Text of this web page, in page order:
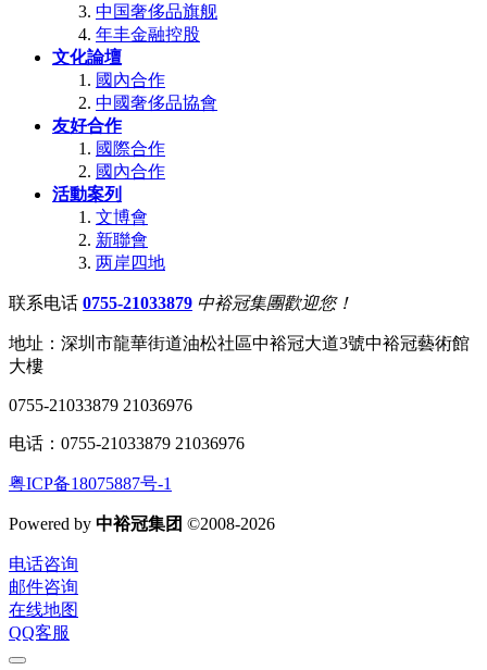
中国奢侈品旗舰
年丰金融控股
文化論壇
國內合作
中國奢侈品協會
友好合作
國際合作
國內合作
活動案列
文博會
新聯會
两岸四地
联系电话 0755-21033879 中裕冠集團歡迎您！
地址：深圳市龍華街道油松社區中裕冠大道3號中裕冠藝術館
大樓
0755-21033879 21036976
电话：0755-21033879 21036976
粤ICP备18075887号-1
Powered by 中裕冠集团 ©2008-2026
电话咨询
邮件咨询
在线地图
QQ客服